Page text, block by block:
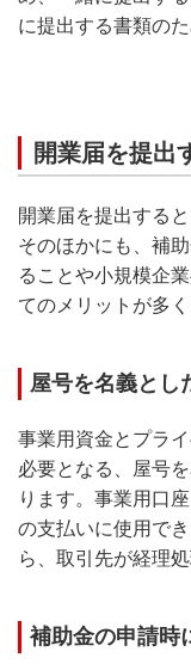
に提出する書類の
開業届を提出
開業届を提出する
そのほかにも、補
ることや小規模企
てのメリットが多
屋号を名義とし
事業用資金とプラ
必要となる、屋号
ります。事業用口
の支払いに使用で
ら、取引先が経理
補助金の申請時